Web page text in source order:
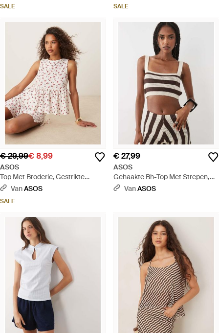
SALE SALE
€ 29,99€ 8,99
ASOS
Top Met Broderie, Gestrikte
Zijkant En Kersenprint, Deel Van
VanASOS
SALE
€ 27,99
ASOS
Gehaakte Bh-Top Met Strepen,
Deel Van Co-Ord Set - Bruin
VanASOS